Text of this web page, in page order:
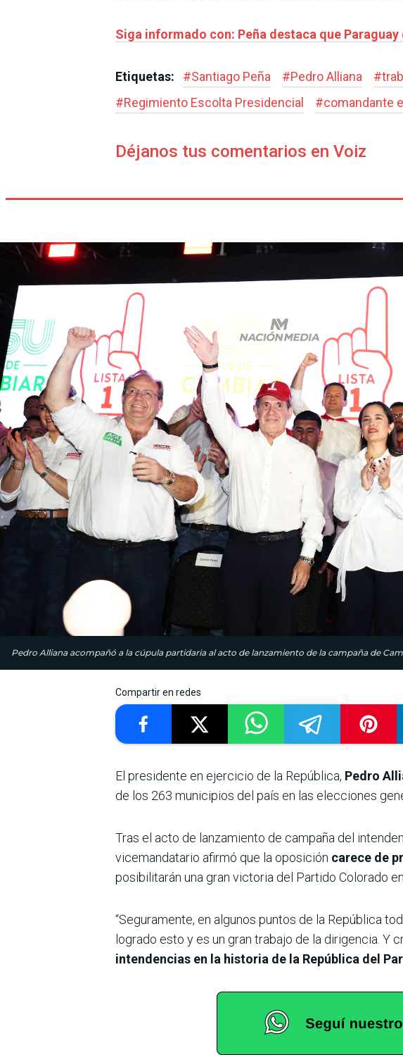
Siga informado con: Peña destaca que
Etiquetas: #Santiago Peña #Pedro Alliana #
#Regimiento Escolta Presidencial #comandante
Déjanos tus comentarios en Voiz
Pedro Alliana acompañó a la cúpula partidaria al acto de lanzamiento de la campaña de
Compartir en redes
El presidente en ejercicio de la República, Pedro
de los 263 municipios del país en las elecciones
Tras el acto de lanzamiento de campaña del
vicemandatario afirmó que la oposición carece de
posibilitarán una gran victoria del Partido Colorado
“Seguramente, en algunos puntos de la República
logrado esto y es un gran trabajo de la dirigencia. Y
intendencias en la historia de la República del